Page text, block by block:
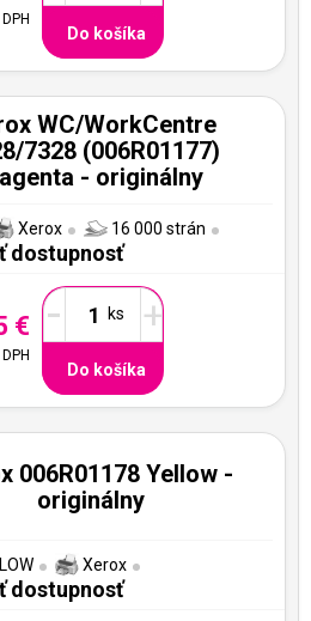
Do košíka
WC/WorkCentre
7328 (006R01177)
- originálny
Xerox 16 000 strán
dostupnosť
€ - +
Do košíka
006R01178 Yellow -
originálny
Xerox
dostupnosť